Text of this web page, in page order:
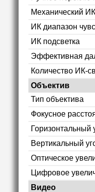
Механический
ИК диапазон
ИК подсветка
Эффективная
Количество ИК-
Объектив
Тип объектива
Фокусное
Горизонтальный
Вертикальный
Оптическое
Цифровое
Видео